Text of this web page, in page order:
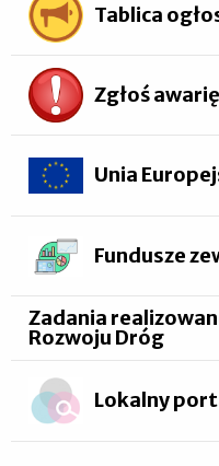
Tablica
Zgłoś awarię
Unia
Fundusze
Zadania
Rozwoju Dróg
Lokalny